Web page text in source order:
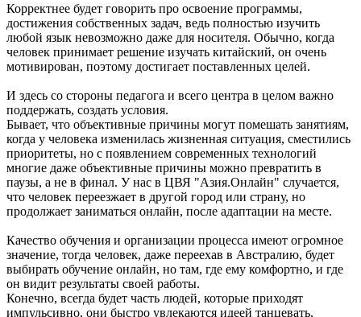
Корректнее будет говорить про освоение программы,
достижения собственных задач, ведь полностью изучить
любой язык невозможно даже для носителя. Обычно, когда
человек принимает решение изучать китайский, он очень
мотивирован, поэтому достигает поставленных целей.
И здесь со стороны педагога и всего центра в целом важно
поддержать, создать условия.
Бывает, что объективные причины могут помешать занятиям,
когда у человека изменилась жизненная ситуация, сместились
приоритеты, но с появлением современных технологий
многие даже объективные причины можно превратить в
паузы, а не в финал. У нас в ЦВЯ "Азия.Онлайн" случается,
что человек переезжает в другой город или страну, но
продолжает заниматься онлайн, после адаптации на месте.
Качество обучения и организации процесса имеют огромное
значение, тогда человек, даже переехав в Австралию, будет
выбирать обучение онлайн, но там, где ему комфортно, и где
он видит результаты своей работы.
Конечно, всегда будет часть людей, которые приходят
импульсивно, они быстро увлекаются идеей танцевать,